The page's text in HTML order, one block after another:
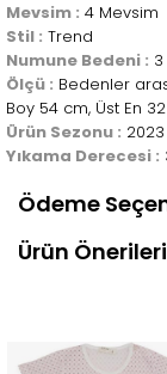
Mevsim : 4 Mevsim
Stil : Trend
Numune Bedeni :
Ölçü : Bedenler
Boy 54 cm, Üst En
Ürün Sezonu : 2023
Yıkama Derecesi :
Ödeme
Ürün Önerileri